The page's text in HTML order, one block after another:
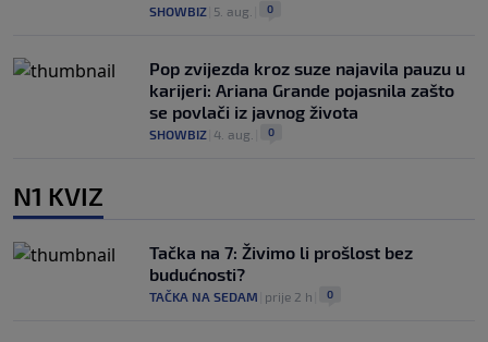
SHOWBIZ 5. aug. 0
Pop zvijezda kroz suze najavila pauzu u
karijeri: Ariana Grande pojasnila zašto
se povlači iz javnog života
SHOWBIZ 4. aug. 0
N1 KVIZ
Tačka na 7: Živimo li prošlost bez
budućnosti?
TAČKA NA SEDAM prije 2 h 0